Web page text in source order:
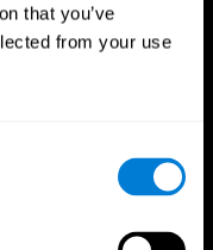
that you’ve
from your use